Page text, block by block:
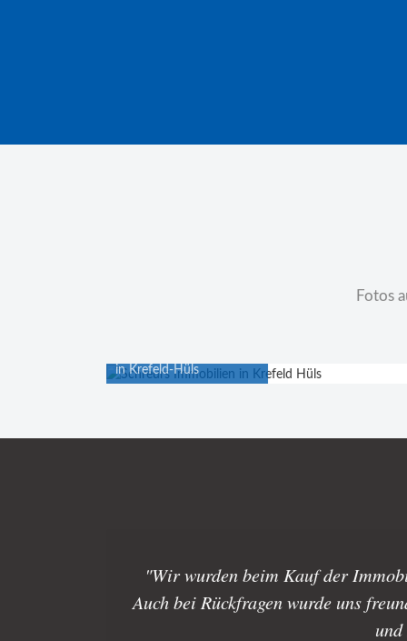
Fotos
in Krefeld-Hüls
"Wir wurden beim Kauf der
Auch bei Rückfragen wurde uns